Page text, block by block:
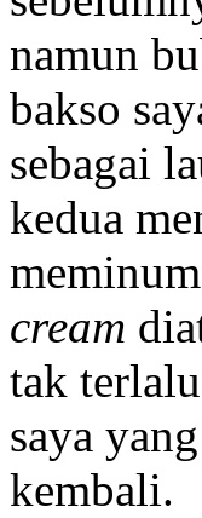
namun
bakso
sebagai
kedua
cream
tak
saya
kembali.